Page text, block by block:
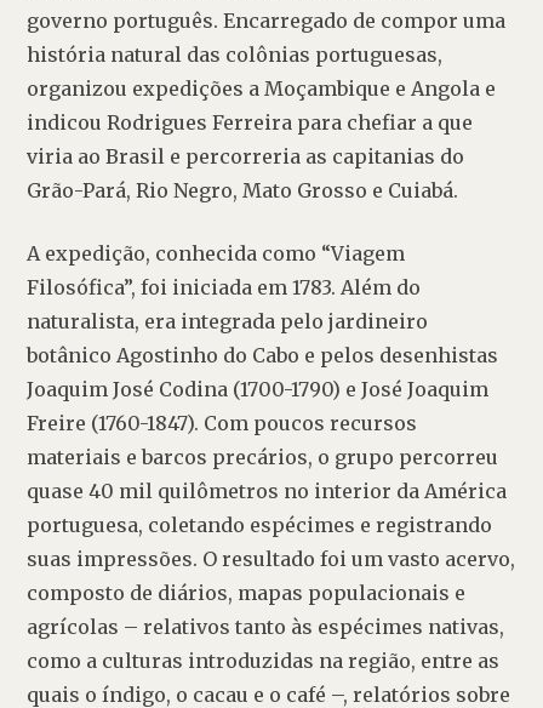
governo português. Encarregado de compor uma
história natural das colônias portuguesas,
organizou expedições a Moçambique e Angola e
indicou Rodrigues Ferreira para chefiar a que
viria ao Brasil e percorreria as capitanias do
Grão-Pará, Rio Negro, Mato Grosso e Cuiabá.
A expedição, conhecida como “Viagem
Filosófica”, foi iniciada em 1783. Além do
naturalista, era integrada pelo jardineiro
botânico Agostinho do Cabo e pelos desenhistas
Joaquim José Codina (1700-1790) e José Joaquim
Freire (1760-1847). Com poucos recursos
materiais e barcos precários, o grupo percorreu
quase 40 mil quilômetros no interior da América
portuguesa, coletando espécimes e registrando
suas impressões. O resultado foi um vasto acervo,
composto de diários, mapas populacionais e
agrícolas – relativos tanto às espécimes nativas,
como a culturas introduzidas na região, entre as
quais o índigo, o cacau e o café –, relatórios sobre